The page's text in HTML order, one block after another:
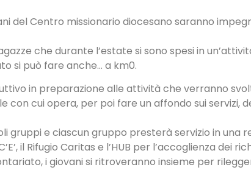
del Centro missionario diocesano saranno
che durante l’estate si sono spesi in
si può fare anche… a km0.
in preparazione alle attività che verranno
con cui opera, per poi fare un affondo sui
gruppi e ciascun gruppo presterà servizio in una
il Rifugio Caritas e l’HUB per l’accoglienza
i giovani si ritroveranno insieme per